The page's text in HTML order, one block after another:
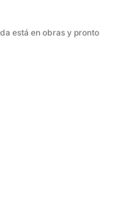
está en obras y pronto